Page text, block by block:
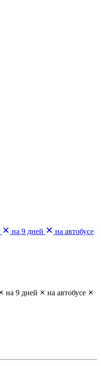
на 9 дней
на автобусе
на 9 дней
на автобусе